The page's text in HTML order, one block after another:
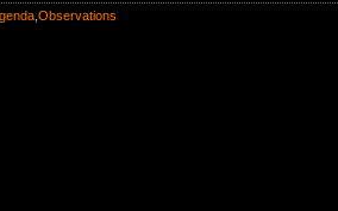
Observations